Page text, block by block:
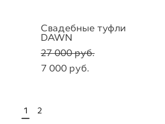
Свадебные туфли
DAWN
27 000 pуб.
7 000 pуб.
1 2